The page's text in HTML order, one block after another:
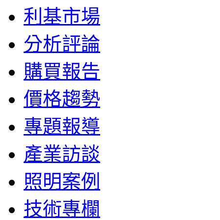
利基市場
分析評論
購買報告
價格趨勢
專題報導
產業訪談
照明案例
技術專欄